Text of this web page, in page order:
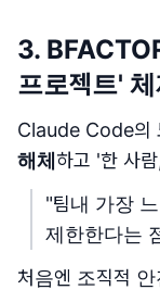
3.
프로젝트'
Claude Code의
해체 하고 '한 사
"팀내 가장
제한한다는
처음엔 조직적